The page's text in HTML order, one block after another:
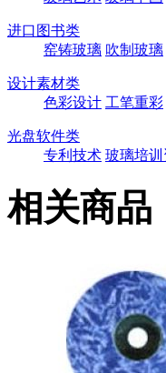
进口图书类
窑铸玻璃 吹制玻璃
设计素材类
色彩设计 工笔重彩
光盘软件类
专利技术 玻璃培
相关商品